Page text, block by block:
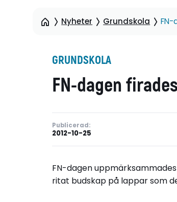
Nyheter Grundskola
GRUNDSKOLA
FN-dagen
Publicerad:
2012-10-25
FN-dagen
ritat budskap på lappar som